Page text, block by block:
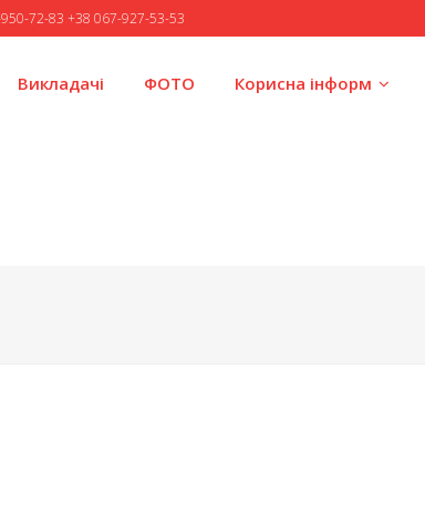
72-83 +38 067-927-53-53
Викладачі ФОТО Корисна інформ